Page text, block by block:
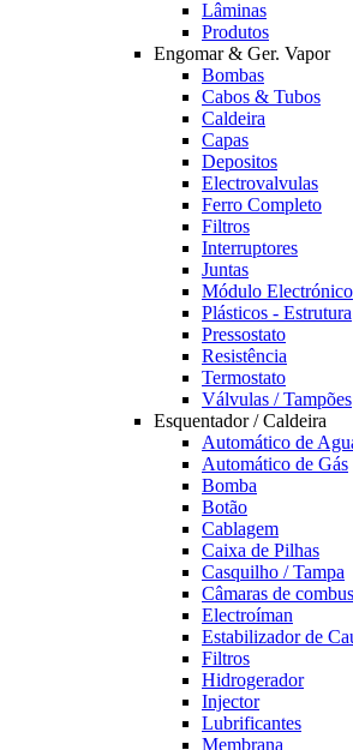
Lâminas
Produtos
Engomar & Ger. Vapor
Bombas
Cabos & Tubos
Caldeira
Capas
Depositos
Electrovalvulas
Ferro Completo
Filtros
Interruptores
Juntas
Módulo Electrónico
Plásticos - Estrutura
Pressostato
Resistência
Termostato
Válvulas / Tampões
Esquentador / Caldeira
Automático de
Automático de Gás
Bomba
Botão
Cablagem
Caixa de Pilhas
Casquilho / Tampa
Câmaras de
Electroíman
Estabilizador de
Filtros
Hidrogerador
Injector
Lubrificantes
Membrana